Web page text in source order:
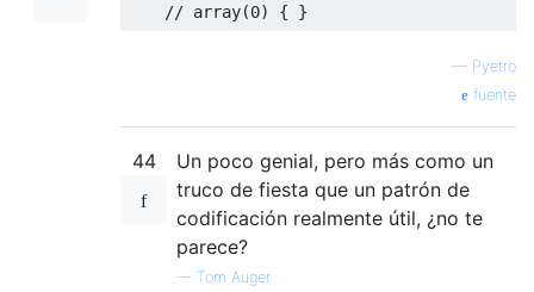
// array(0) { }
— Pyetro
fuente
44
Un poco genial, pero más como un
truco de fiesta que un patrón de
codificación realmente útil, ¿no te
parece?
— Tom Auger